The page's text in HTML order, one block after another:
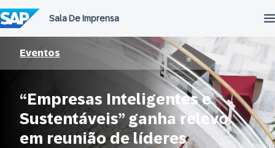
para
o
conteúdo
Eventos
“Empresas Inteligentes e
Sustentáveis” ganha relevo
em reunião de líderes